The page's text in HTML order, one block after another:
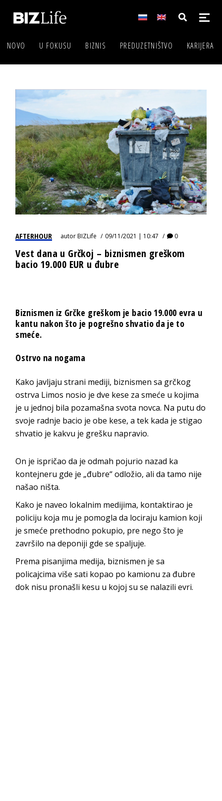
NOVO U FOKUSU BIZNIS PREDUZETNIŠTVO KARIJERA
AFTERHOUR autorBIZLife 09/11/2021 | 10:47 0
Vest dana u Grčkoj – biznismen greškom
bacio 19.000 EUR u đubre
Biznismen iz Grčke greškom je bacio 19.000 evra u
kantu nakon što je pogrešno shvatio da je to
smeće.
Ostrvo na nogama
Kako javljaju strani mediji, biznismen sa grčkog
ostrva Limos nosio je dve kese za smeće u kojima
je u jednoj bila pozamašna svota novca. Na putu do
svoje radnje bacio je obe kese, a tek kada je stigao
shvatio je kakvu je grešku napravio.
On je ispričao da je odmah pojurio nazad ka
kontejneru gde je „đubre“ odložio, ali da tamo nije
našao ništa.
Kako je naveo lokalnim medijima, kontaktirao je
policiju koja mu je pomogla da lociraju kamion koji
je smeće prethodno pokupio, pre nego što je
završilo na deponiji gde se spaljuje.
Prema pisanjima medija, biznismen je sa
policajcima više sati kopao po kamionu za đubre
dok nisu pronašli kesu u kojoj su se nalazili evri.